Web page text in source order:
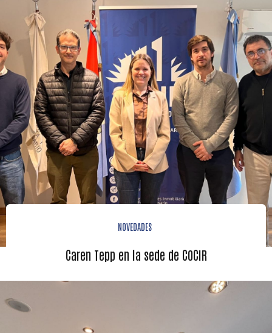
NOVEDADES
Caren Tepp en la sede de COCIR